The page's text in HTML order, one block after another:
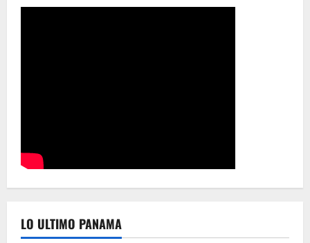
LO ULTIMO PANAMA